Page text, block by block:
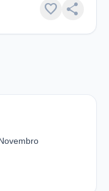
favorite share